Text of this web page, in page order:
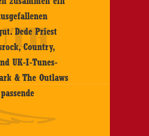
Dede Priest
Country,
UK-I-Tunes-
& The Outlaws